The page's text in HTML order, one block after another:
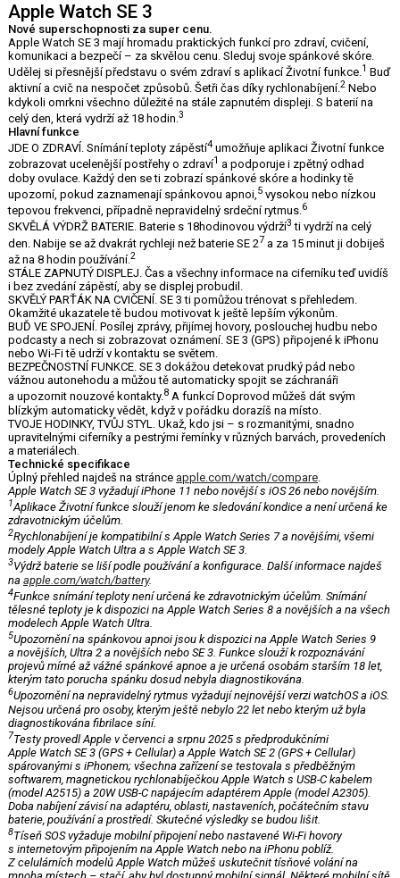
Apple Watch SE 3
Nové superschopnosti za super cenu.
Apple Watch SE 3 mají hromadu praktických funkcí pro zdraví, cvičení,
komunikaci a bezpečí – za skvělou cenu. Sleduj svoje spánkové skóre.
Udělej si přesnější představu o svém zdraví s aplikací Životní funkce.1 Buď
aktivní a cvič na nespočet způsobů. Šetři čas díky rychlonabíjení.2 Nebo
kdykoli omrkni všechno důležité na stále zapnutém displeji. S baterií na
celý den, která vydrží až 18 hodin. 3
Hlavní funkce
JDE O ZDRAVÍ. Snímání teploty zápěstí4 umožňuje aplikaci Životní funkce
zobrazovat ucelenější postřehy o zdraví1 a podporuje i zpětný odhad
doby ovulace. Každý den se ti zobrazí spánkové skóre a hodinky tě
upozorní, pokud zaznamenají spánkovou apnoi, 5 vysokou nebo nízkou
tepovou frekvenci, případně nepravidelný srdeční rytmus.6
SKVĚLÁ VÝDRŽ BATERIE. Baterie s 18hodinovou výdrží3 ti vydrží na celý
den. Nabije se až dvakrát rychleji než baterie SE 27 a za 15 minut ji dobiješ
až na 8 hodin používání.2
STÁLE ZAPNUTÝ DISPLEJ. Čas a všechny informace na ciferníku teď uvidíš
i bez zvedání zápěstí, aby se displej probudil.
SKVĚLÝ PARŤÁK NA CVIČENÍ. SE 3 ti pomůžou trénovat s přehledem.
Okamžité ukazatele tě budou motivovat k ještě lepším výkonům.
BUĎ VE SPOJENÍ. Posílej zprávy, přijímej hovory, poslouchej hudbu nebo
podcasty a nech si zobrazovat oznámení. SE 3 (GPS) připojené k iPhonu
nebo Wi-Fi tě udrží v kontaktu se světem.
BEZPEČNOSTNÍ FUNKCE. SE 3 dokážou detekovat prudký pád nebo
vážnou autonehodu a můžou tě automaticky spojit se záchranáři
a upozornit nouzové kontakty.8 A funkcí Doprovod můžeš dát svým
blízkým automaticky vědět, když v pořádku dorazíš na místo.
TVOJE HODINKY, TVŮJ STYL. Ukaž, kdo jsi – s rozmanitými, snadno
upravitelnými ciferníky a pestrými řemínky v různých barvách, provedeních
a materiálech.
Technické specifikace
Úplný přehled najdeš na stránce apple.com/watch/compare
Apple Watch SE 3 vyžadují iPhone 11 nebo novější s iOS 26 nebo novějším.
1Aplikace Životní funkce slouží jenom ke sledování kondice a není určená ke
zdravotnickým účelům.
2Rychlonabíjení je kompatibilní s Apple Watch Series 7 a novějšími, všemi
modely Apple Watch Ultra a s Apple Watch SE 3.
3Výdrž baterie se liší podle používání a konfigurace. Další informace najdeš
na apple.com/watch/battery.
4Funkce snímání teploty není určená ke zdravotnickým účelům. Snímání
tělesné teploty je k dispozici na Apple Watch Series 8 a novějších a na všech
modelech Apple Watch Ultra.
5Upozornění na spánkovou apnoi jsou k dispozici na Apple Watch Series 9
a novějších, Ultra 2 a novějších nebo SE 3. Funkce slouží k rozpoznávání
projevů mírné až vážné spánkové apnoe a je určená osobám starším 18 let,
kterým tato porucha spánku dosud nebyla diagnostikována.
6Upozornění na nepravidelný rytmus vyžadují nejnovější verzi watchOS a iOS.
Nejsou určená pro osoby, kterým ještě nebylo 22 let nebo kterým už byla
diagnostikována fibrilace síní.
7Testy provedl Apple v červenci a srpnu 2025 s předprodukčními
Apple Watch SE 3 (GPS + Cellular) a Apple Watch SE 2 (GPS + Cellular)
spárovanými s iPhonem; všechna zařízení se testovala s předběžným
softwarem, magnetickou rychlonabíječkou Apple Watch s USB-C kabelem
(model A2515) a 20W USB-C napájecím adaptérem Apple (model A2305).
Doba nabíjení závisí na adaptéru, oblasti, nastaveních, počátečním stavu
baterie, používání a prostředí. Skutečné výsledky se budou lišit.
8Tíseň SOS vyžaduje mobilní připojení nebo nastavené Wi-Fi hovory
s internetovým připojením na Apple Watch nebo na iPhonu poblíž.
Z celulárních modelů Apple Watch můžeš uskutečnit tísňové volání na